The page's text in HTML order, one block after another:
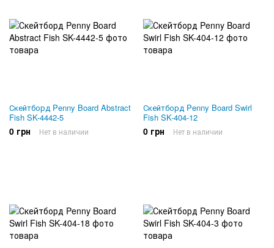
Скейтборд Penny Board Abstract
Fish SK-4442-5
0 грн Нет в наличии
Скейтборд Penny Board Swirl
Fish SK-404-12
0 грн Нет в наличии